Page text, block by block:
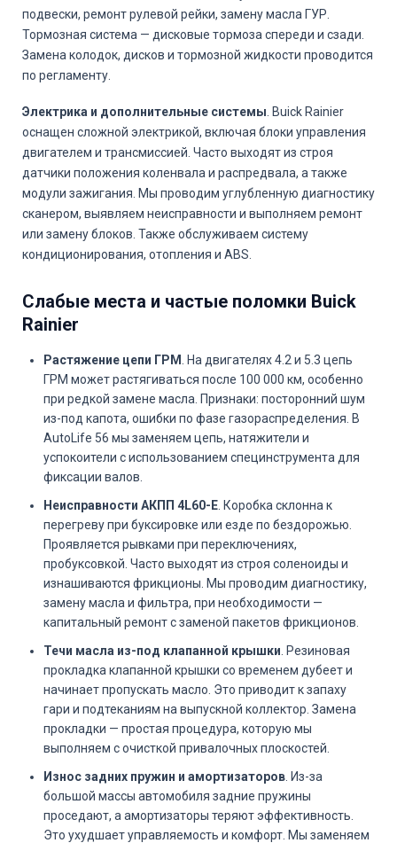
подвески, ремонт рулевой рейки, замену масла ГУР.
Тормозная система — дисковые тормоза спереди и сзади.
Замена колодок, дисков и тормозной жидкости проводится
по регламенту.
Электрика и дополнительные системы . Buick Rainier
оснащен сложной электрикой, включая блоки управления
двигателем и трансмиссией. Часто выходят из строя
датчики положения коленвала и распредвала, а также
модули зажигания. Мы проводим углубленную диагностику
сканером, выявляем неисправности и выполняем ремонт
или замену блоков. Также обслуживаем систему
кондиционирования, отопления и ABS.
Слабые места и частые поломки Buick
Rainier
Растяжение цепи ГРМ
. На двигателях 4.2 и 5.3 цепь
ГРМ может растягиваться после 100 000 км, особенно
при редкой замене масла. Признаки: посторонний шум
из-под капота, ошибки по фазе газораспределения. В
AutoLife 56 мы заменяем цепь, натяжители и
успокоители с использованием специнструмента для
фиксации валов.
Неисправности АКПП 4L60-E . Коробка склонна к
перегреву при буксировке или езде по бездорожью.
Проявляется рывками при переключениях,
пробуксовкой. Часто выходят из строя соленоиды и
изнашиваются фрикционы. Мы проводим диагностику,
замену масла и фильтра, при необходимости —
капитальный ремонт с заменой пакетов фрикционов.
Течи масла из-под клапанной крышки . Резиновая
прокладка клапанной крышки со временем дубеет и
начинает пропускать масло. Это приводит к запаху
гари и подтеканиям на выпускной коллектор. Замена
прокладки — простая процедура, которую мы
выполняем с очисткой привалочных плоскостей.
Износ задних пружин и амортизаторов . Из-за
большой массы автомобиля задние пружины
проседают, а амортизаторы теряют эффективность.
Это ухудшает управляемость и комфорт. Мы заменяем